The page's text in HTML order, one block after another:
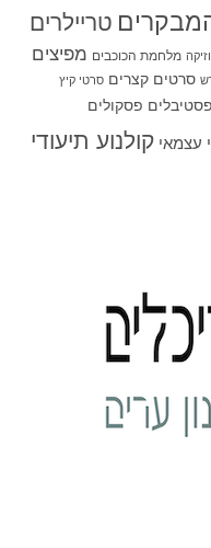
טריילרים
מלחמת הכוכבים מפיצים
סרטים קצרים סרטי קיץ
פסטיבלים פסקולים
עצמאי קולנוע תיעודי